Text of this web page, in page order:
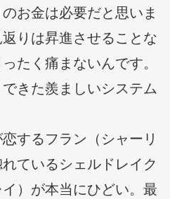
お金は必要だと思いま
りは昇進させることな
たく痛まないんです。
きた羨ましいシステム
するフラン（シャーリ
ているシェルドレイク
イ）が本当にひどい。最